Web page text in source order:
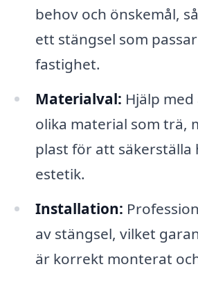
behov och önskemål,
ett stängsel som
fastighet.
Materialval: Hjälp
olika material som trä,
plast för att säkerställa
estetik.
Installation:
av stängsel, vilket
är korrekt monterat